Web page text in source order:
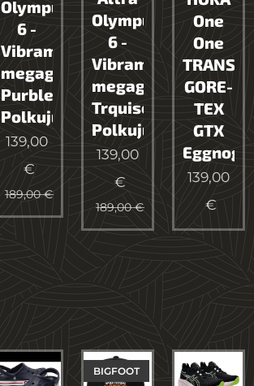
Olympus
6 -
Vibram
megagrip
Purble
Polkujuoksukenkä
139,00
€
189,00€
Olympus
6 -
Vibram
megagrip
Trquise
Polkujuoksukenkä
139,00
€
189,00€
One
One
GORE-
TEX
GTX
Eggnog
139,00
€
BIGFOOT